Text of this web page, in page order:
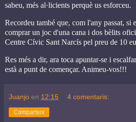
sabeu, més al·licients perquè us esforceu.
Recordeu també que, com l'any passat, si
comprar un joc d'una cana i dos bèlits
Centre Cívic Sant Narcís pel preu de 10
Res més a dir, ara toca apuntar-se i
està a punt de començar. Animeu-vos!!!
Juanjo en 12:15 4 comentaris:
Comparteix